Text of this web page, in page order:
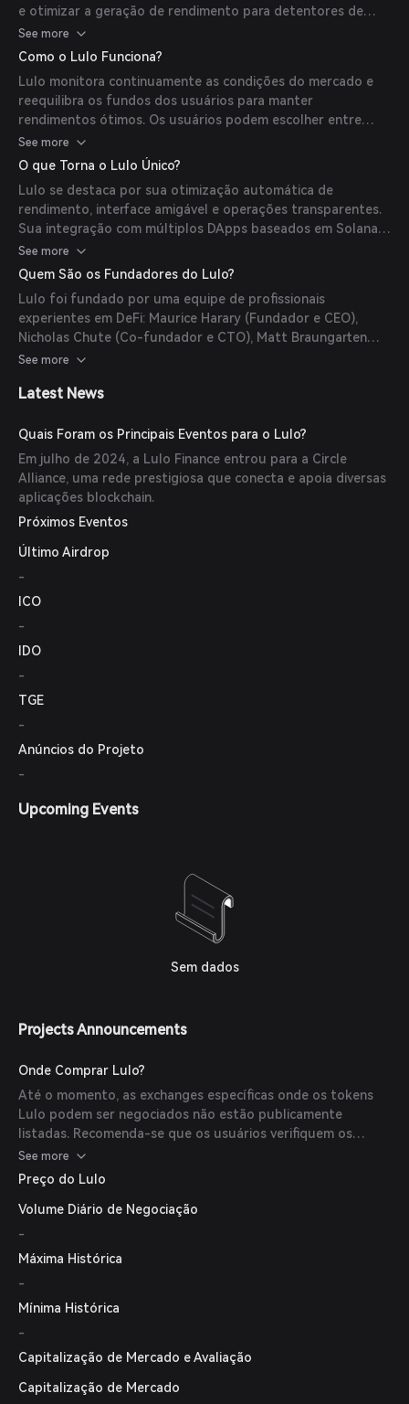
e otimizar a geração de rendimento para detentores de
stablecoins. Ela aloca automaticamente os depósitos dos
usuários em múltiplas aplicações descentralizadas (DApps)
exposição ao risco desejada.
See more
Como o Lulo Funciona?
Lulo monitora continuamente as condições do mercado e
reequilibra os fundos dos usuários para manter
rendimentos ótimos. Os usuários podem escolher entre
Depósitos Protegidos, que oferecem retornos estáveis com
proteção contra falhas do protocolo, e Depósitos
Turbinados, que proporcionam rendimentos maiores
assumindo riscos adicionais. Depósitos Personalizados
permitem que os usuários selecionem DApps específicos e
definam parâmetros de risco conforme suas preferências.
See more
O que Torna o Lulo Único?
Lulo se destaca por sua otimização automática de
rendimento, interface amigável e operações transparentes.
Sua integração com múltiplos DApps baseados em Solana
assegura retornos ótimos, enquanto o recurso Lulo
Protect oferece cobertura incorporada contra falhas do
See more
Quem São os Fundadores do Lulo?
Lulo foi fundado por uma equipe de profissionais
experientes em DeFi: Maurice Harary (Fundador e CEO),
Nicholas Chute (Co-fundador e CTO), Matt Braungarten
(Co-fundador e COO) e Hadar Jabotinsky (Chefe de
blockchain, engenharia financeira e design de experiência do
financeiras centradas no usuário.
See more
Latest News
Quais Foram os Principais Eventos para o Lulo?
Em julho de 2024, a Lulo Finance entrou para a Circle
Alliance, uma rede prestigiosa que conecta e apoia diversas
aplicações blockchain.
Próximos Eventos
Último Airdrop
-
ICO
-
IDO
-
TGE
-
Anúncios do Projeto
-
Upcoming Events
Sem dados
Projects Announcements
Onde Comprar Lulo?
Até o momento, as exchanges específicas onde os tokens
Lulo podem ser negociados não estão publicamente
listadas. Recomenda-se que os usuários verifiquem os
canais oficiais do Lulo para obter as informações mais
atualizadas.
See more
Preço do Lulo
Volume Diário de Negociação
-
Máxima Histórica
-
Mínima Histórica
-
Capitalização de Mercado e Avaliação
Capitalização de Mercado